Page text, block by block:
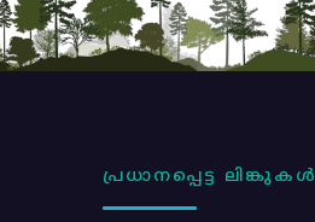
പ്രധാനപ്പെട്ട ലിങ്കുകൾ